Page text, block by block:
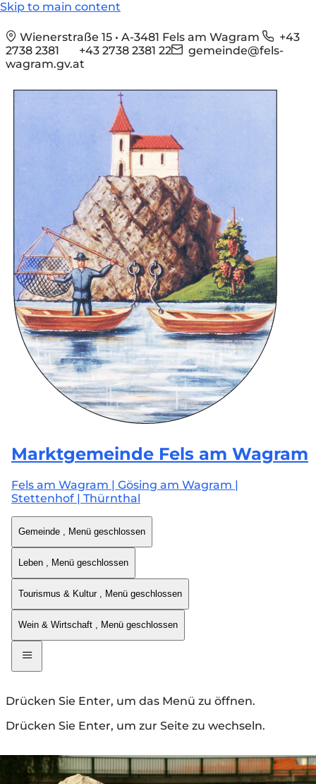
Skip to main content
Wienerstraße 15 • A-3481 Fels am Wagram
+43
2738 2381
+43 2738 2381 22
gemeinde@fels-
wagram.gv.at
Marktgemeinde Fels am Wagram
Fels am Wagram | Gösing am Wagram |
Stettenhof | Thürnthal
Gemeinde , Menü geschlossen
Leben , Menü geschlossen
Tourismus & Kultur , Menü geschlossen
Wein & Wirtschaft , Menü geschlossen
Drücken Sie Enter, um das Menü zu öffnen.
Drücken Sie Enter, um zur Seite zu wechseln.